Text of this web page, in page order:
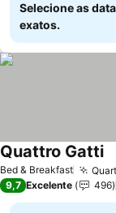
Selecione as
exatos.
Bed & Breakfast
Quattro Gatti
9,7 Excelente 496